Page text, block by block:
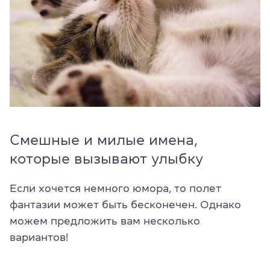
Смешные и милые имена,
которые вызывают улыбку
Если хочется немного юмора, то полет
фантазии может быть бесконечен. Однако
можем предложить вам несколько
вариантов!